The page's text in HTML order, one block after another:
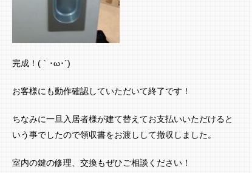
完成！(｀･ω･´)ゞ
お客様にも動作確認していただいて終了です！
ちなみに一旦入居者様が建て替えてお支払いいただけると
いう事でしたので領収書をお渡しして撤収しました。
室内の鍵の修理、交換もぜひご相談ください！